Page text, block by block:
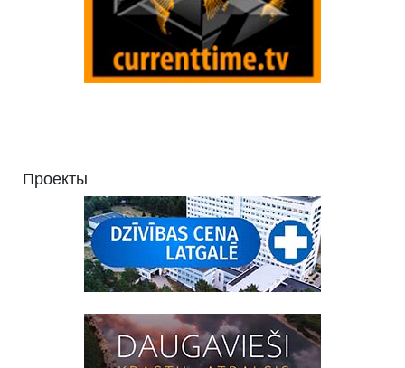
Проекты